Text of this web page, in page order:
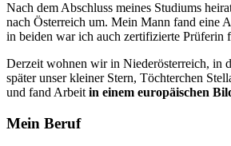
Nach dem Abschluss meines Studiums
nach Österreich um. Mein Mann fand eine
in beiden war ich auch zertifizierte Prüferin
Derzeit wohnen wir in Niederösterreich, in
später unser kleiner Stern, Töchterchen
und fand Arbeitin einem europäischen
Mein Beruf